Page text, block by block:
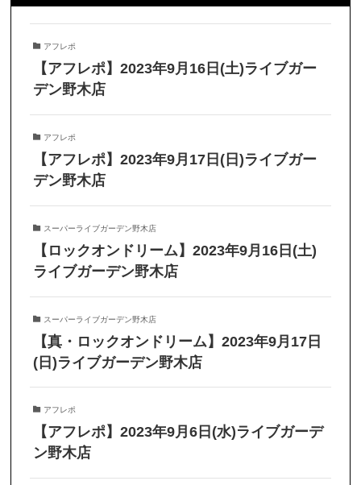
アフレポ
【アフレポ】2023年9月16日(土)ライブガー
デン野木店
アフレポ
【アフレポ】2023年9月17日(日)ライブガー
デン野木店
スーパーライブガーデン野木店
【ロックオンドリーム】2023年9月16日(土)
ライブガーデン野木店
スーパーライブガーデン野木店
【真・ロックオンドリーム】2023年9月17日
(日)ライブガーデン野木店
アフレポ
【アフレポ】2023年9月6日(水)ライブガーデ
ン野木店